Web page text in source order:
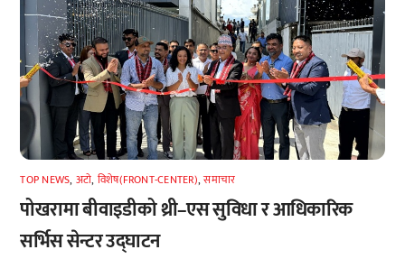
TOP NEWS, अटाे, विशेष(FRONT-CENTER),समाचार
पोखरामा बीवाइडीको थ्री–एस सुविधा र आधिकारिक
सर्भिस सेन्टर उद्घाटन